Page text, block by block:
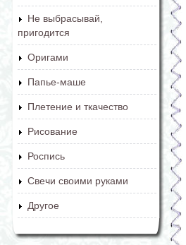
Не выбрасывай,
пригодится
Оригами
Папье-маше
Плетение и ткачество
Рисование
Роспись
Свечи своими руками
Другое